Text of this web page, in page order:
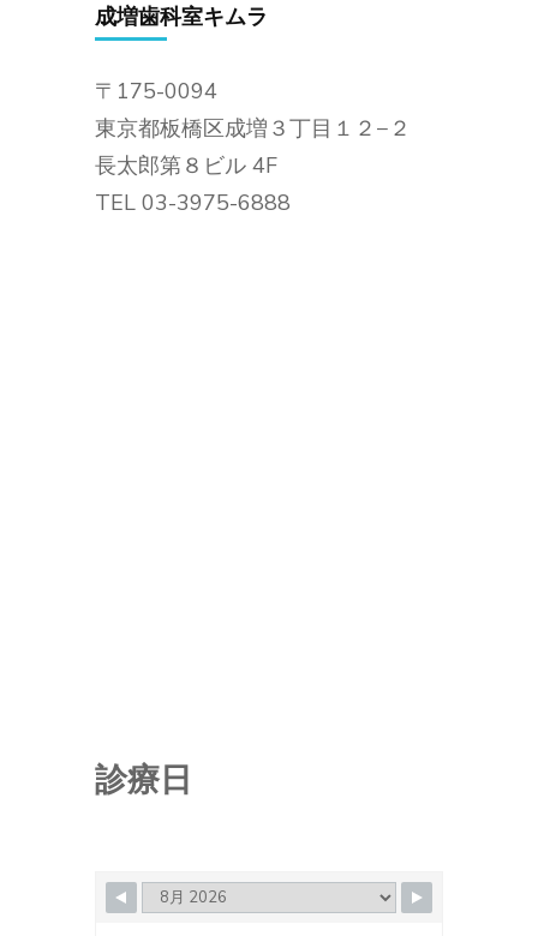
ペ
ー
ジ
ペ
ジ ジ ジ
成増歯科室キムラ
〒175-0094
東京都板橋区成増３丁目１２−２
長太郎第８ビル 4F
TEL 03-3975-6888
診療日